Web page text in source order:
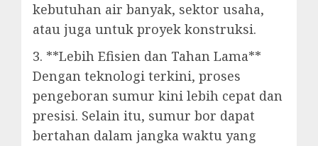
kebutuhan air banyak, sektor usaha,
atau juga untuk proyek konstruksi.
3. **Lebih Efisien dan Tahan Lama**
Dengan teknologi terkini, proses
pengeboran sumur kini lebih cepat dan
presisi. Selain itu, sumur bor dapat
bertahan dalam jangka waktu yang